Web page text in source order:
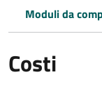
Moduli da
Costi